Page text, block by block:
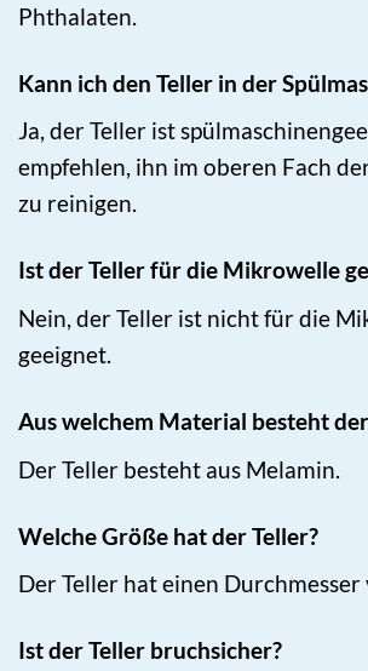
Phthalaten.
Kann ich den Teller in der
Ja, der Teller ist
empfehlen, ihn im oberen Fach
zu reinigen.
Ist der Teller für die Mikrowelle
Nein, der Teller ist nicht für die
geeignet.
Aus welchem Material besteht
Der Teller besteht aus Melamin.
Welche Größe hat der Teller?
Der Teller hat einen Durchmesser
Ist der Teller bruchsicher?